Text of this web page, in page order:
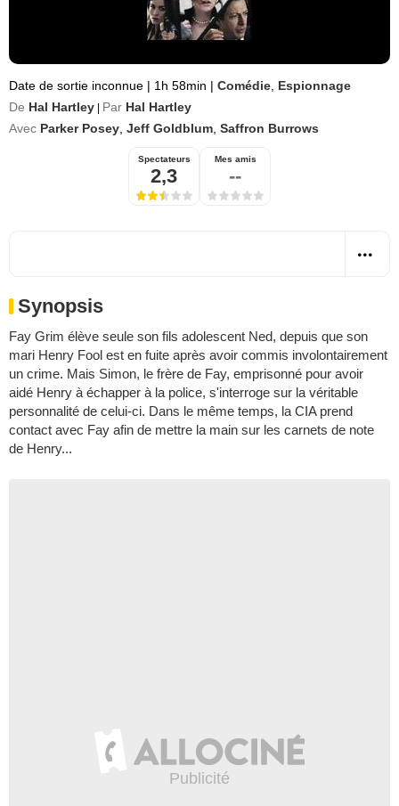
Date de sortie inconnue | 1h 58min | Comédie Espionnage
De Hal Hartley Par Hal Hartley
Avec Parker Posey Jeff Goldblum Saffron Burrows
Spectateurs
2,3
Mes amis
--
Synopsis
Fay Grim élève seule son fils adolescent Ned, depuis que son
mari Henry Fool est en fuite après avoir commis involontairement
un crime. Mais Simon, le frère de Fay, emprisonné pour avoir
aidé Henry à échapper à la police, s'interroge sur la véritable
personnalité de celui-ci. Dans le même temps, la CIA prend
contact avec Fay afin de mettre la main sur les carnets de note
de Henry...